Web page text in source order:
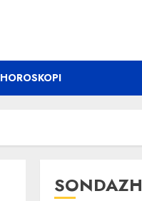
HOROSKOPI
SONDAZH